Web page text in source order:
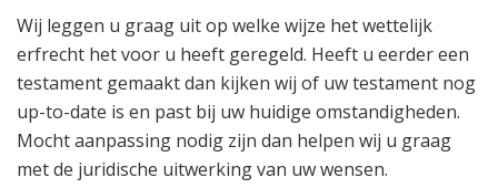
Wij leggen u graag uit op welke wijze het wettelijk
erfrecht het voor u heeft geregeld. Heeft u eerder een
testament gemaakt dan kijken wij of uw testament nog
up-to-date is en past bij uw huidige omstandigheden.
Mocht aanpassing nodig zijn dan helpen wij u graag
met de juridische uitwerking van uw wensen.